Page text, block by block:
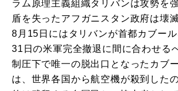
ラム原理主義組織タリバンは攻勢を
盾を失ったアフガニスタン政府は壊
8月15日にはタリバンが首都カブール
31日の米軍完全撤退に間に合わせる
制圧下で唯一の脱出口となったカブ
は、世界各国から航空機が殺到した